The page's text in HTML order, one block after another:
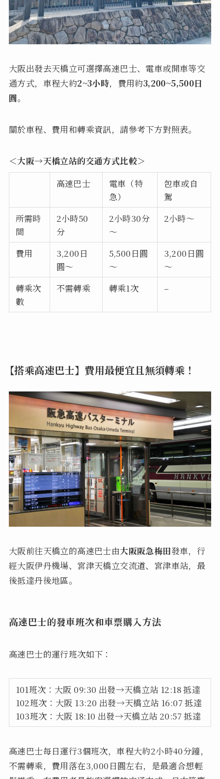
大阪出發去天橋立可選擇高速巴士、電車或開車等交
通方式，車程大約2~3小時，費用約3,200~5,500日
圓。
關於車程、費用和轉乘資訊，請參考下方對照表。
＜大阪→天橋立站的交通方式比較＞
高速巴士
電車（特
急）
包車或自
駕
所需時
間
2小時50
分
2小時30分
～
2小時～
費用
3,200日
圓～
5,500日圓
～
3,200日圓
～
轉乘次
數
不需轉乘 轉乘1次 –
【搭乘高速巴士】費用最便宜且無須轉乘！
大阪前往天橋立的高速巴士由大阪阪急梅田發車，行
經大阪伊丹機場、宮津天橋立交流道、宮津車站，最
後抵達丹後地區。
高速巴士的發車班次和車票購入方法
高速巴士的運行班次如下：
101班次：大阪 09:30 出發→天橋立站 12:18 抵達
102班次：大阪 13:20 出發→天橋立站 16:07 抵達
103班次：大阪 18:10 出發→天橋立站 20:57 抵達
高速巴士每日運行3個班次，車程大約2小時40分鐘，
不需轉乘，費用落在3,000日圓左右，是最適合想輕